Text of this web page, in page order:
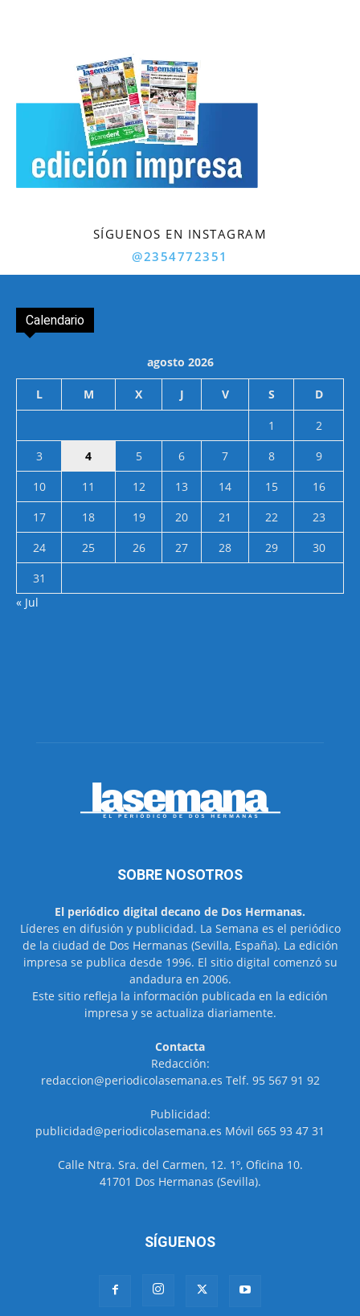
SÍGUENOS EN INSTAGRAM
@2354772351
Calendario
agosto 2026
L M X J V S D
1
2
3
4 5 6 7 8
9
10
11 12 13 14 15
16
17
18 19 20 21 22
23
24
25 26 27 28 29
30
31
« Jul
SOBRE NOSOTROS
El periódico digital decano de Dos Hermanas.
Líderes en difusión y publicidad. La Semana es el periódico
de la ciudad de Dos Hermanas (Sevilla, España). La edición
impresa se publica desde 1996. El sitio digital comenzó su
andadura en 2006.
Este sitio refleja la información publicada en la edición
impresa y se actualiza diariamente.
Contacta
Redacción:
redaccion@periodicolasemana.es Telf. 95 567 91 92
Publicidad:
publicidad@periodicolasemana.es Móvil 665 93 47 31
Calle Ntra. Sra. del Carmen, 12. 1º, Oficina 10.
41701 Dos Hermanas (Sevilla).
SÍGUENOS